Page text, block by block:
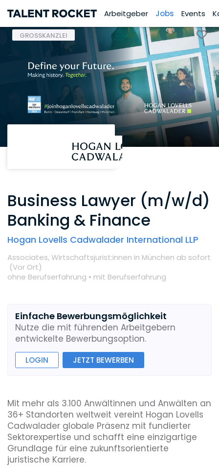
Arbeitgeber Jobs Events
GROSSKANZLEI
Business Lawyer (m/w/d)
Banking & Finance
Hogan Lovells Cadwalader International LLP
Associates,Wirtschaftsjurist:innen in München ab sofort
(Vor Ort)
ohne Berufserfahrung • mit Berufserfahrung
Einfache Bewerbungsmöglichkeit
Nutze die mit führenden Arbeitgebern
entwickelte Bewerbungsoption.
LOGIN JETZT BEWERBEN
Mit mehr als 3.100 Anwältinnen und Anwälten an
36+ Standorten weltweit vereint Hogan Lovells
Cadwalader globale Präsenz mit fundierter
Sektorexpertise und schafft eine einzigartige
Grundlage für eine zukunftsorientierte
juristische Karriere.